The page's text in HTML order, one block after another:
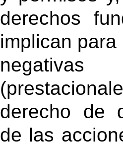
derechos
implican
derecho de
de las